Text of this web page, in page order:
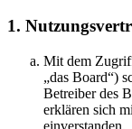
1.
Mit dem
„das Board“)
Betreiber des
erklären sich
einverstanden.